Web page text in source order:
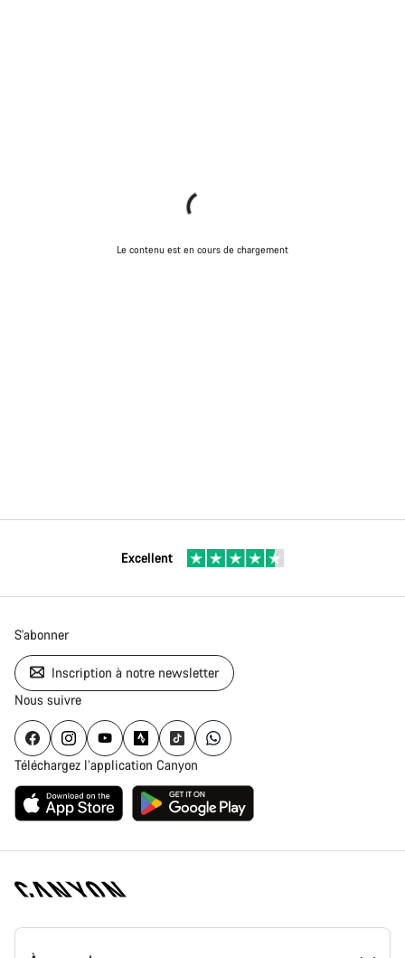
Le contenu est en cours de chargement
Excellent
S'abonner
Inscription à notre newsletter
Nous suivre
Téléchargez l’application Canyon
Page
d'accueil